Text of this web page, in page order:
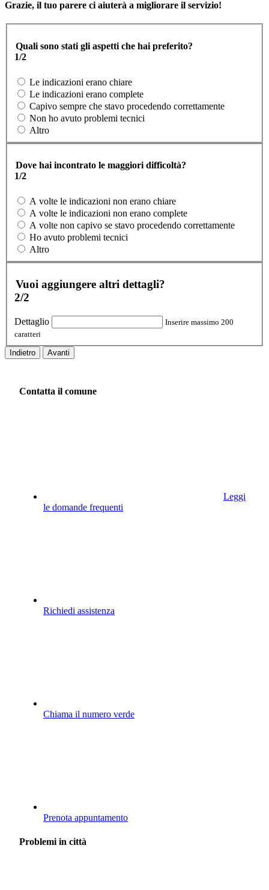
Grazie, il tuo parere ci aiuterà a migliorare il servizio!
Quali sono stati gli aspetti che hai preferito?
1/2
Le indicazioni erano chiare
Le indicazioni erano complete
Capivo sempre che stavo procedendo correttamente
Non ho avuto problemi tecnici
Altro
Dove hai incontrato le maggiori difficoltà?
1/2
A volte le indicazioni non erano chiare
A volte le indicazioni non erano complete
A volte non capivo se stavo procedendo correttamente
Ho avuto problemi tecnici
Altro
Vuoi aggiungere altri dettagli?
2/2
Dettaglio
Inserire massimo 200
caratteri
Indietro Avanti
Contatta il comune
Leggi
le domande frequenti
Richiedi assistenza
Chiama il numero verde
Prenota appuntamento
Problemi in città